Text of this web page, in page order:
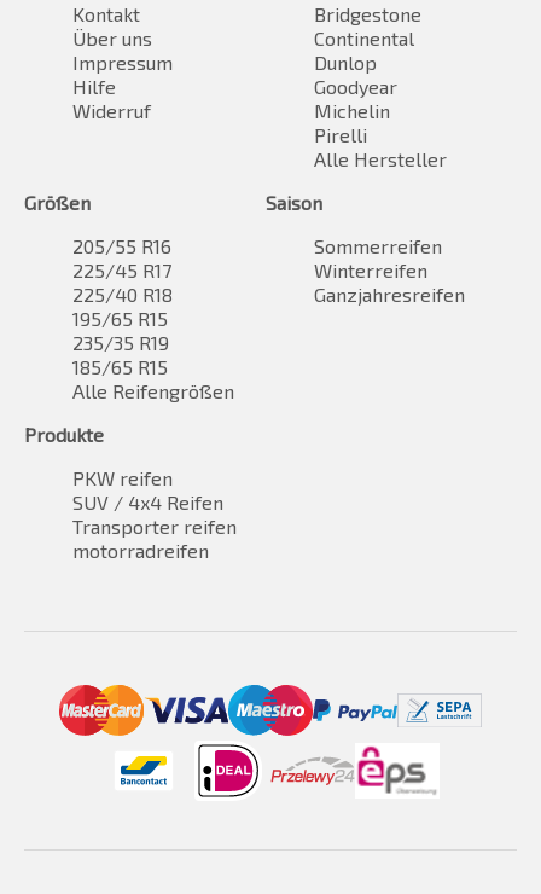
Kontakt
Über uns
Impressum
Hilfe
Widerruf
Bridgestone
Continental
Dunlop
Goodyear
Michelin
Pirelli
Alle Hersteller
Größen
205/55 R16
225/45 R17
225/40 R18
195/65 R15
235/35 R19
185/65 R15
Alle Reifengrößen
Saison
Sommerreifen
Winterreifen
Ganzjahresreifen
Produkte
PKW reifen
SUV / 4x4 Reifen
Transporter reifen
motorradreifen